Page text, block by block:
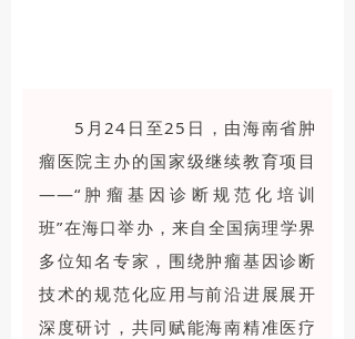
5月24日至25日，由海南省肿
瘤医院主办的国家级继续教育项目
——“肿瘤基因诊断规范化培训
班”在海口举办，来自全国病理学界
多位知名专家，围绕肿瘤基因诊断
技术的规范化应用与前沿进展展开
深度研讨，共同赋能海南精准医疗